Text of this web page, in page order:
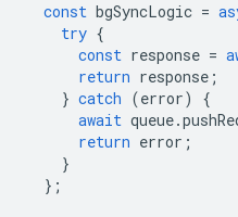
const bgSyncLogic =
try {
const response =
return response ;
} catch (error)
{
await queue.
return error ;
}
};